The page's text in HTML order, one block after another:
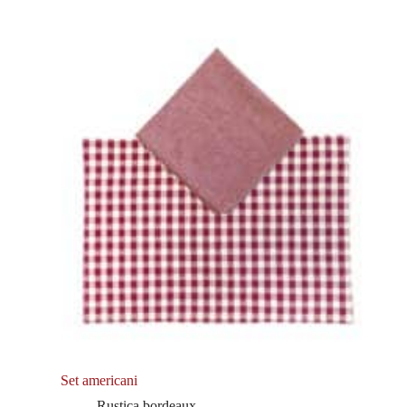
Set americani